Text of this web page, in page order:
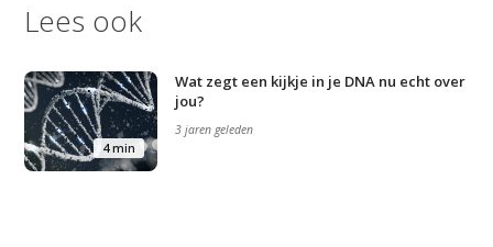
Lees ook
4 min
Wat zegt een kijkje in je DNA nu echt over
jou?
3 jaren geleden